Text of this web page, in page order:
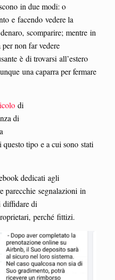
in due modi: o
e facendo vedere la
scomparire; mentre in
non far vedere
è di trovarsi all’estero
una caparra per fermare
di
di
tipo e a cui sono stati
dedicati agli
parecchie segnalazioni in
diffidare di
perché fittizi.